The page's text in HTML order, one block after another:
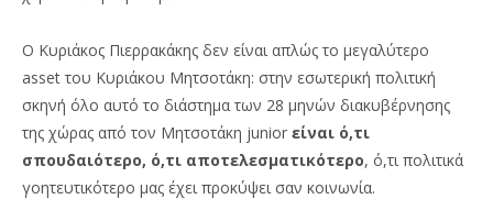
Ο Κυριάκος Πιερρακάκης δεν είναι απλώς το μεγαλύτερο
asset του Κυριάκου Μητσοτάκη: στην εσωτερική πολιτική
σκηνή όλο αυτό το διάστημα των 28 μηνών διακυβέρνησης
της χώρας από τον Μητσοτάκη junior είναι ό,τι
σπουδαιότερο, ό,τι αποτελεσματικότερο, ό,τι πολιτικά
γοητευτικότερο μας έχει προκύψει σαν κοινωνία.